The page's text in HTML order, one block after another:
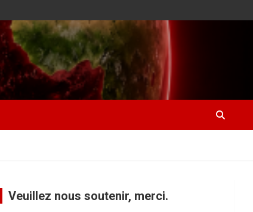
Veuillez nous soutenir, merci.